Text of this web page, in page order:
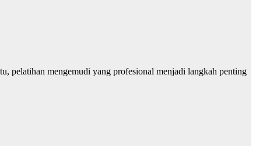
pelatihan mengemudi yang profesional menjadi langkah penting